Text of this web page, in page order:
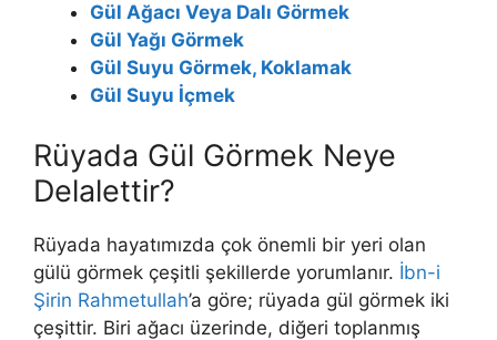
Gül Ağacı Veya Dalı Görmek
Gül Yağı Görmek
Gül Suyu Görmek, Koklamak
Gül Suyu İçmek
Rüyada Gül Görmek Neye
Delalettir?
Rüyada hayatımızda çok önemli bir yeri olan
gülü görmek çeşitli şekillerde yorumlanır. İbn-i
Şirin Rahmetullah’a göre; rüyada gül görmek iki
çeşittir. Biri ağacı üzerinde, diğeri toplanmış